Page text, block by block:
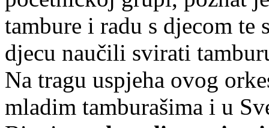
tambure i radu s djecom te
djecu naučili svirati
Na tragu uspjeha ovog
mladim tamburašima i u